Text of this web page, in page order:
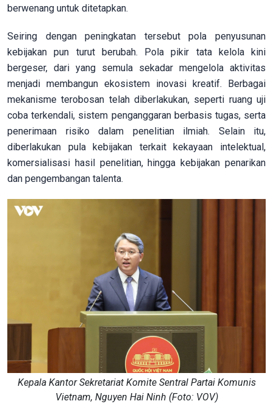
berwenang untuk ditetapkan.
Seiring dengan peningkatan tersebut pola penyusunan
kebijakan pun turut berubah. Pola pikir tata kelola kini
bergeser, dari yang semula sekadar mengelola aktivitas
menjadi membangun ekosistem inovasi kreatif. Berbagai
mekanisme terobosan telah diberlakukan, seperti ruang uji
coba terkendali, sistem penganggaran berbasis tugas, serta
penerimaan risiko dalam penelitian ilmiah. Selain itu,
diberlakukan pula kebijakan terkait kekayaan intelektual,
komersialisasi hasil penelitian, hingga kebijakan penarikan
dan pengembangan talenta.
Kepala Kantor Sekretariat Komite Sentral Partai Komunis
Vietnam, Nguyen Hai Ninh (Foto: VOV)